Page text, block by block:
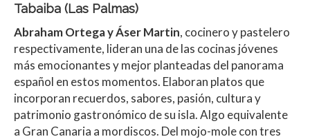
Tabaiba (Las Palmas)
Abraham Ortega y Áser Martin, cocinero y pastelero
respectivamente, lideran una de las cocinas jóvenes
más emocionantes y mejor planteadas del panorama
español en estos momentos. Elaboran platos que
incorporan recuerdos, sabores, pasión, cultura y
patrimonio gastronómico de su isla. Algo equivalente
a Gran Canaria a mordiscos. Del mojo-mole con tres